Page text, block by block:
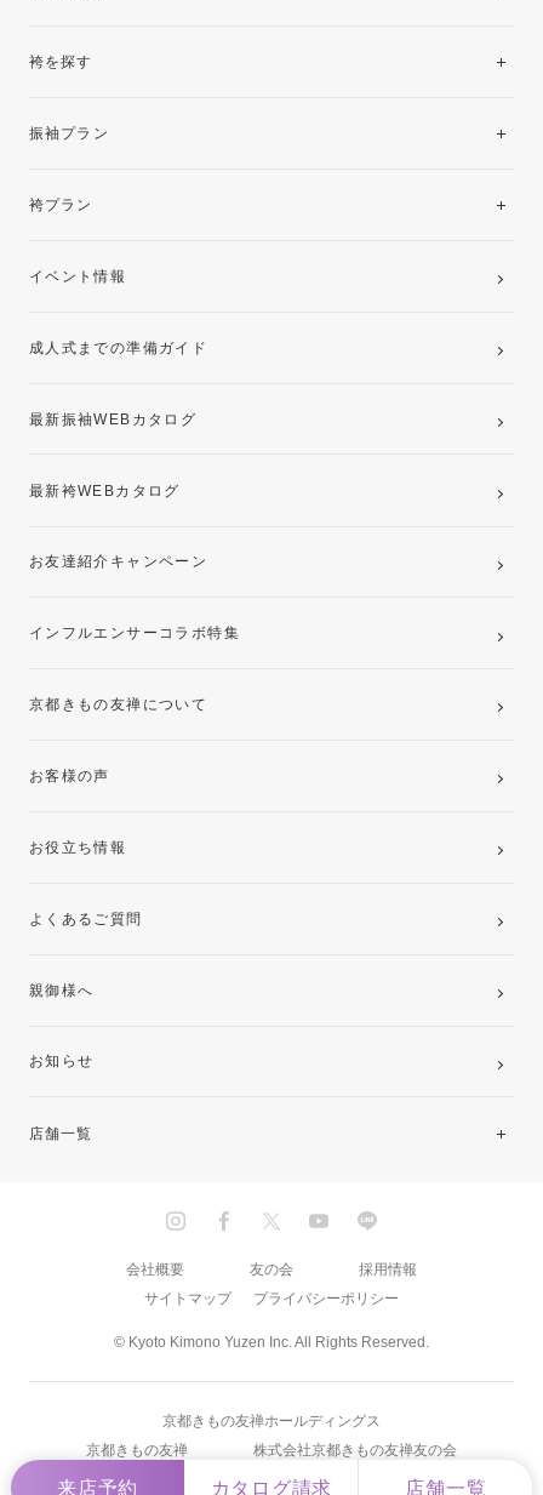
来店予約 カタログ請求 店舗一覧
袴を探す
振袖プラン
レンタルプラン
袴プラン
卒業袴レンタルプラン
イベント情報
成人式までの準備ガイド
最新振袖WEBカタログ
最新袴WEBカタログ
お友達紹介キャンペーン
インフルエンサーコラボ特集
京都きもの友禅について
お客様の声
お役立ち情報
よくあるご質問
親御様へ
お知らせ
店舗一覧
九州
© Kyoto Kimono Yuzen Inc. All Rights Reserved.
会社概要 友の会
採用情報
サイトマップ
プライバシーポリシー
京都きもの友禅ホールディングス
京都きもの友禅
株式会社京都きもの友禅友の会